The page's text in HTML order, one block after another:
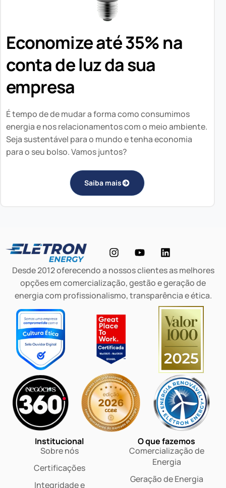
Economize até 35% na
conta de luz da sua
empresa
É tempo de de mudar a forma como consumimos
energia e nos relacionamentos com o meio ambiente.
Seja sustentável para o mundo e tenha economia
para o seu bolso. Vamos juntos?
Saiba mais
Desde 2012 oferecendo a nossos clientes as melhores
opções em comercialização, gestão e geração de
energia com profissionalismo, transparência e ética.
Institucional
Sobre nós
Certificações
Integridade e
O que fazemos
Comercialização de
Energia
Geração de Energia